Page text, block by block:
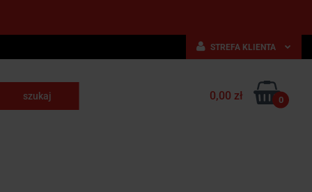
STREFA KLIENTA
Zaloguj się
Zarejestruj się
0,00 zł 0